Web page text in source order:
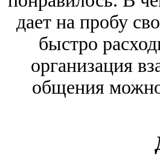
дает на пробу
быстро
организация
общения